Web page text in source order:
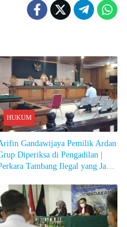
HUKUM
Gandawijaya Pemilik Ardan
Diperiksa di Pengadilan |
Tambang Ilegal yang Jadi